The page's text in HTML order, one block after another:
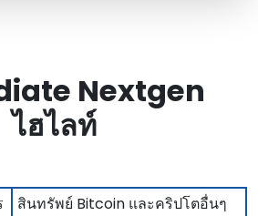
Nextgen
ไฮไลท์
สินทรัพย์ Bitcoin และคริปโตอื่นๆ